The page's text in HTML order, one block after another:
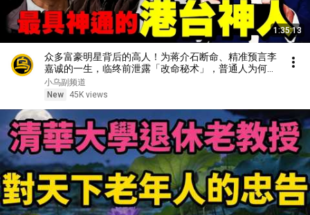
1:35:13
众多富豪明星背后的高人！为蒋介石断命、精准预言李
嘉诚的一生，临终前泄露「改命秘术」，普通人为何忙
忙碌碌却赚不到钱？1小时中间无广告合集[She's
Xiaowu 小乌]
小乌副频道
New
45K views